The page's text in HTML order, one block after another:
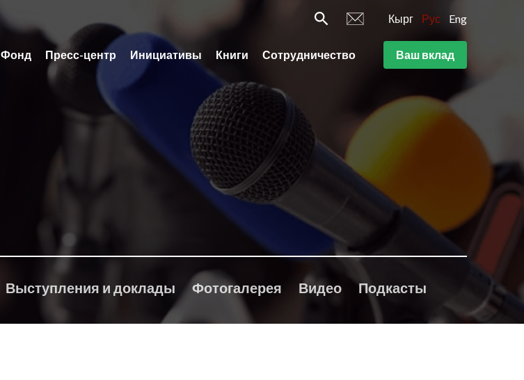
Кырг Рус Eng
Фонд Пресс-центр Инициативы Книги Сотрудничество Ваш вклад
Выступления и доклады Фотогалерея Видео Подкасты